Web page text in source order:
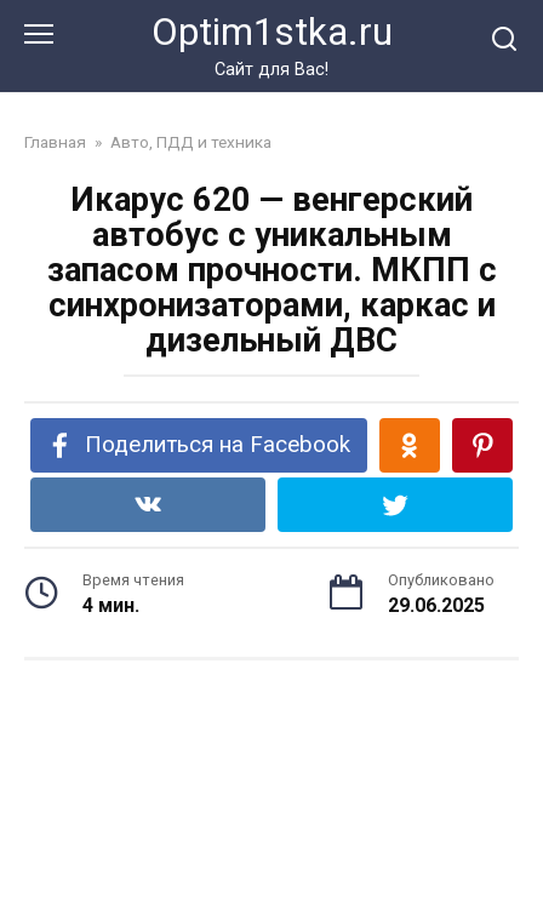
Optim1stka.ru
Сайт для Вас!
Главная » Авто, ПДД и техника
Икарус 620 — венгерский
автобус с уникальным
запасом прочности. МКПП с
синхронизаторами, каркас и
дизельный ДВС
Поделиться на Facebook
Время чтения
4 мин.
Опубликовано
29.06.2025